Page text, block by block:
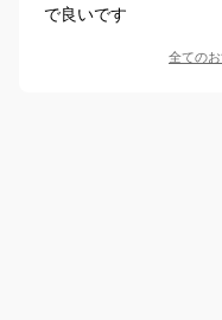
で良いです
全ての